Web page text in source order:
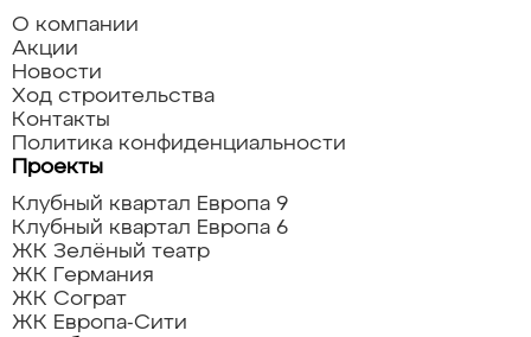
О компании
Акции
Новости
Ход строительства
Контакты
Политика конфиденциальности
Проекты
Клубный квартал Европа 9
Клубный квартал Европа 6
ЖК Зелёный театр
ЖК Германия
ЖК Сограт
ЖК Европа-Сити